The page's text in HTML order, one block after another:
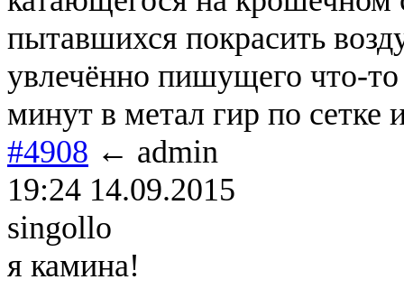
пытавшихся покрасить
увлечённо пишущего что-
минут в метал гир по
#4908 ← admin
19:24 14.09.2015
singollo
я камина!